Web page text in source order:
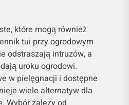
które mogą również
tui przy ogrodowym
odstraszają intruzów, a
uroku ogrodowi.
w pielęgnacji i dostępne
wiele alternatyw dla